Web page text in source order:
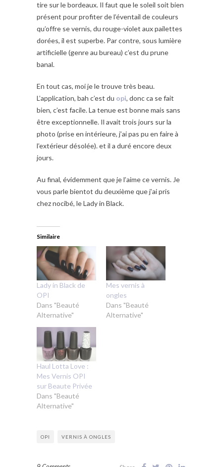
tire sur le bordeaux. Il faut que le soleil soit bien
présent pour profiter de l’éventail de couleurs
qu’offre se vernis, du rouge-violet aux pailettes
dorées, il est superbe. Par contre, sous lumière
artificielle (genre au bureau) c’est du prune
banal.
En tout cas, moi je le trouve très beau.
L’application, bah c’est du opi, donc ca se fait
bien, c’est facile. La tenue est bonne mais sans
être exceptionnelle. Il avait trois jours sur la
photo (prise en intérieure, j’ai pas pu en faire à
l’extérieur désolée). et il a duré encore deux
jours.
Au final, évidemment que je l’aime ce vernis. Je
vous parle bientot du deuxième que j’ai pris
chez nocibé, le Lady in Black.
Similaire
Lady in Black de
OPI
Dans "Beauté
Alternative"
Mes vernis à
ongles
Dans "Beauté
Alternative"
Haul Lotta Love :
Mes Vernis OPI
sur Beaute Privée
Dans "Beauté
Alternative"
OPI VERNIS À ONGLES